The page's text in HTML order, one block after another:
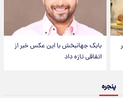
بابک جهانبخش با این عکس خبر از
اتفاقی تازه داد
پنجره